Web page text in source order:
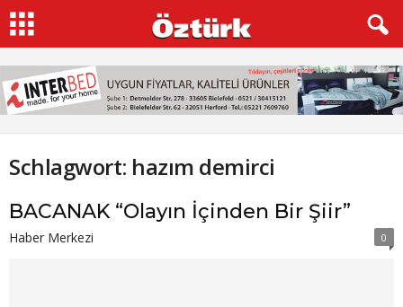
Schlagwort: hazım demirci
BACANAK “Olayın İçinden Bir Şiir”
Haber Merkezi 0